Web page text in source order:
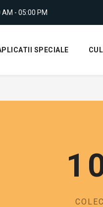
AM - 05:00 PM
SPECIALE